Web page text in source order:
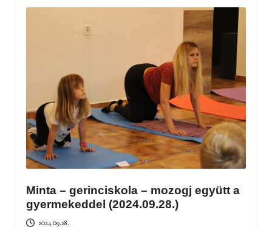
Minta – gerinciskola – mozogj együtt a
gyermekeddel (2024.09.28.)
2024.09.28.